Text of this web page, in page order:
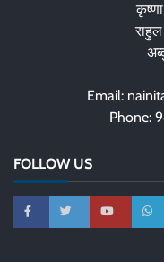
कृष्णा
Email:
Phone:
FOLLOW US